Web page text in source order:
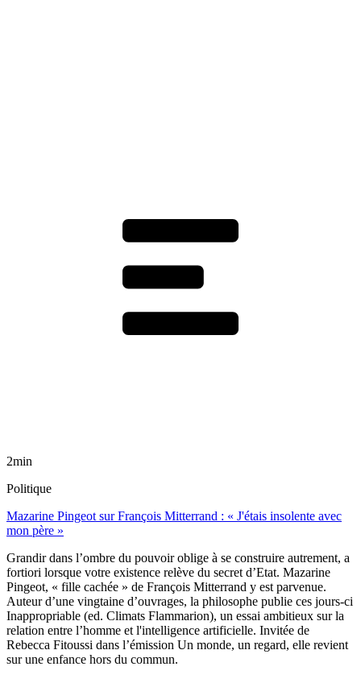
2min
Politique
Mazarine Pingeot sur François Mitterrand : « J'étais insolente avec
mon père »
Grandir dans l’ombre du pouvoir oblige à se construire autrement, a
fortiori lorsque votre existence relève du secret d’Etat. Mazarine
Pingeot, « fille cachée » de François Mitterrand y est parvenue.
Auteur d’une vingtaine d’ouvrages, la philosophe publie ces jours-ci
Inappropriable (ed. Climats Flammarion), un essai ambitieux sur la
relation entre l’homme et l'intelligence artificielle. Invitée de
Rebecca Fitoussi dans l’émission Un monde, un regard, elle revient
sur une enfance hors du commun.